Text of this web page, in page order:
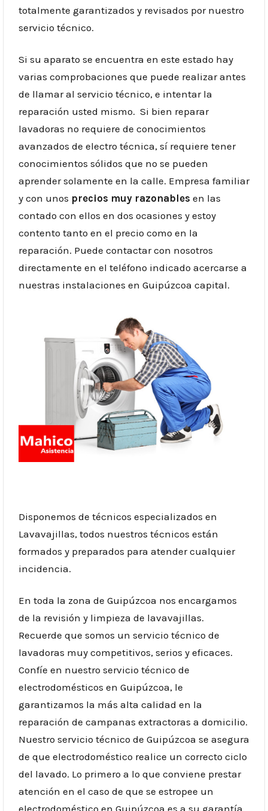
totalmente garantizados y revisados por nuestro
servicio técnico.
Si su aparato se encuentra en este estado hay
varias comprobaciones que puede realizar antes
de llamar al servicio técnico, e intentar la
reparación usted mismo. Si bien reparar
lavadoras no requiere de conocimientos
avanzados de electro técnica, sí requiere tener
conocimientos sólidos que no se pueden
aprender solamente en la calle. Empresa familiar
y con unos precios muy razonables en las
contado con ellos en dos ocasiones y estoy
contento tanto en el precio como en la
reparación. Puede contactar con nosotros
directamente en el teléfono indicado acercarse a
nuestras instalaciones en Guipúzcoa capital.
Disponemos de técnicos especializados en
Lavavajillas, todos nuestros técnicos están
formados y preparados para atender cualquier
incidencia.
En toda la zona de Guipúzcoa nos encargamos
de la revisión y limpieza de lavavajillas.
Recuerde que somos un servicio técnico de
lavadoras muy competitivos, serios y eficaces.
Confíe en nuestro servicio técnico de
electrodomésticos en Guipúzcoa, le
garantizamos la más alta calidad en la
reparación de campanas extractoras a domicilio.
Nuestro servicio técnico de Guipúzcoa se asegura
de que electrodoméstico realice un correcto ciclo
del lavado. Lo primero a lo que conviene prestar
atención en el caso de que se estropee un